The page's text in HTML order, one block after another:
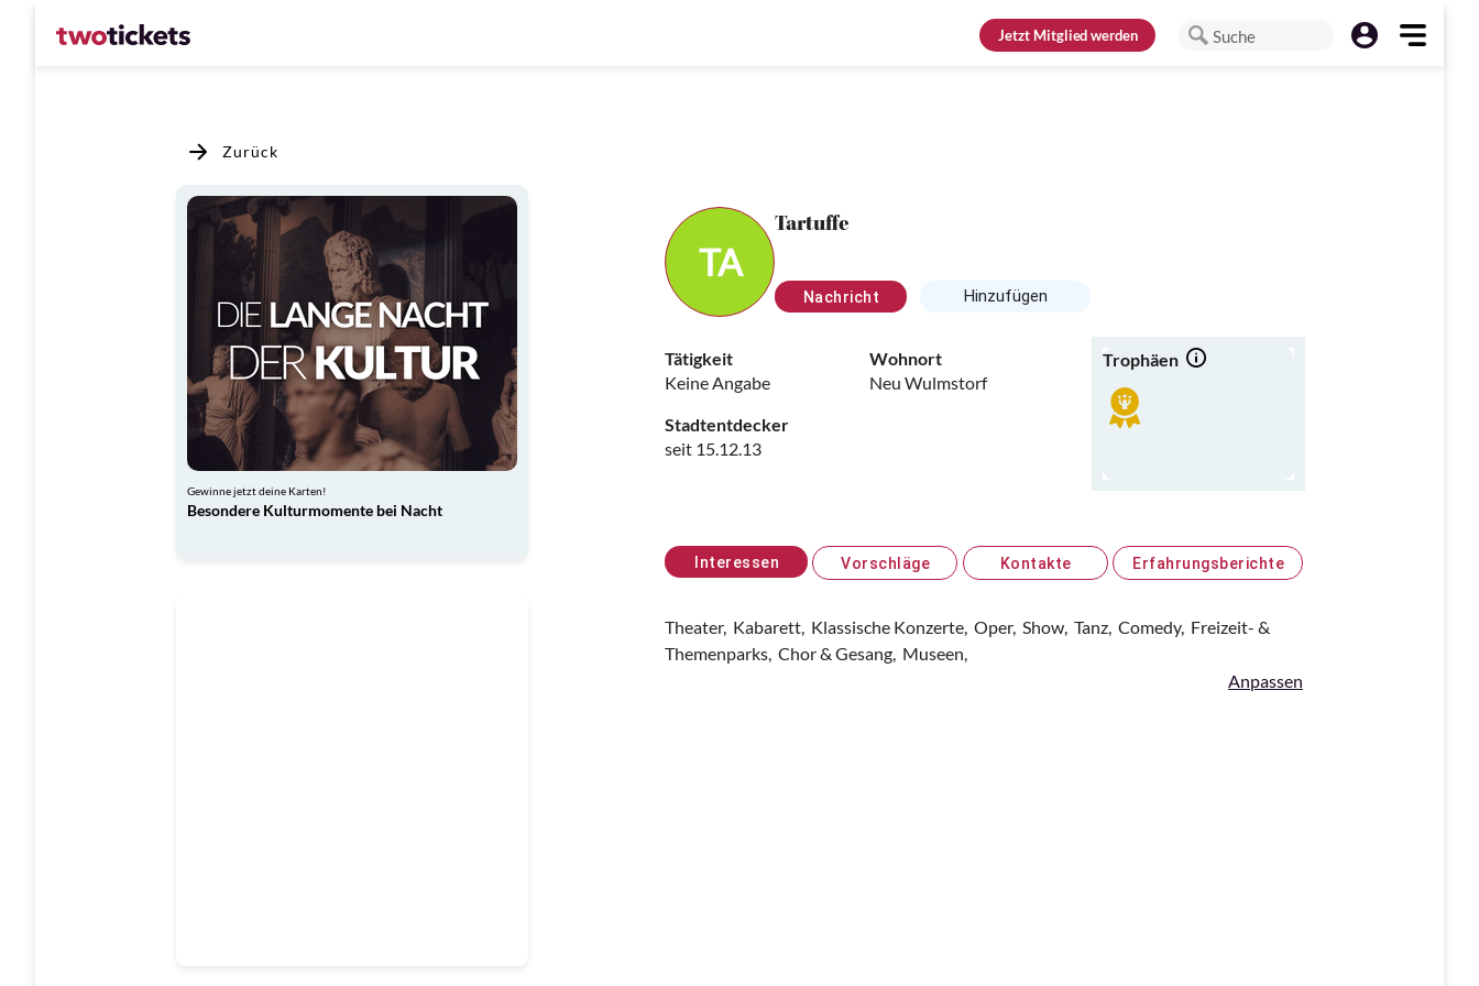
JetztMitglied werden Suche
Zurück
Gewinne jetzt deine Karten!
Besondere Kulturmomente bei Nacht
TA
Tartuffe
Nachricht Hinzufügen
Tätigkeit
Keine Angabe
Wohnort
Neu Wulmstorf
Stadtentdecker
seit 15.12.13
Trophäen
Interessen Vorschläge Kontakte Erfahrungsberichte
Theater, Kabarett, Klassische Konzerte, Oper, Show, Tanz, Comedy, Freizeit- &
Themenparks, Chor & Gesang, Museen,
Anpassen